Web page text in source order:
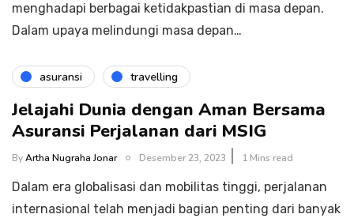
menghadapi berbagai ketidakpastian di masa depan.
Dalam upaya melindungi masa depan…
asuransi travelling
Jelajahi Dunia dengan Aman Bersama
Asuransi Perjalanan dari MSIG
ByArtha Nugraha Jonar Desember 23, 2023 1 Mins read
Dalam era globalisasi dan mobilitas tinggi, perjalanan
internasional telah menjadi bagian penting dari banyak